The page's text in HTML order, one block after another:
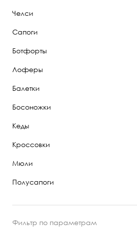
Челси
Сапоги
Ботфорты
Лоферы
Балетки
Босоножки
Кеды
Кроссовки
Мюли
Полусапоги
Фильтр по параметрам